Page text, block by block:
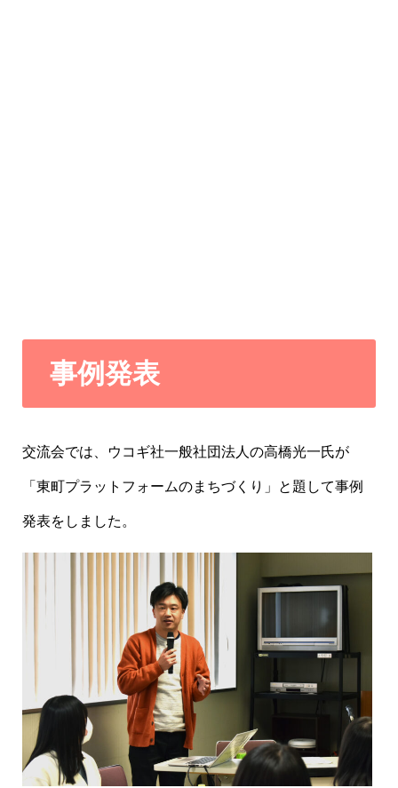
事例発表
交流会では、ウコギ社一般社団法人の高橋光一氏が
「東町プラットフォームのまちづくり」と題して事例
発表をしました。